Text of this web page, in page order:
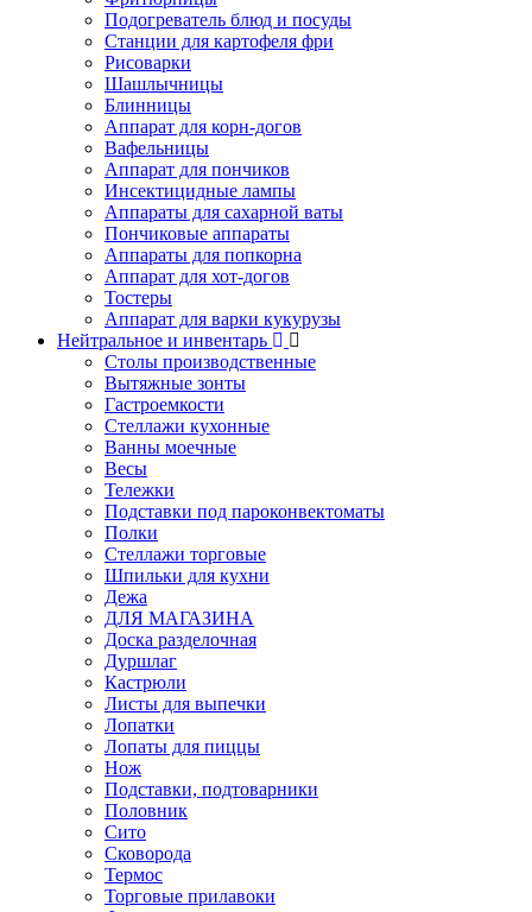
Подогреватель блюд и посуды
Станции для картофеля фри
Рисоварки
Шашлычницы
Блинницы
Аппарат для корн-догов
Вафельницы
Аппарат для пончиков
Инсектицидные лампы
Аппараты для сахарной ваты
Пончиковые аппараты
Аппараты для попкорна
Аппарат для хот-догов
Тостеры
Аппарат для варки кукурузы
Нейтральное и инвентарь
Столы производственные
Вытяжные зонты
Гастроемкости
Стеллажи кухонные
Ванны моечные
Весы
Тележки
Подставки под пароконвектоматы
Полки
Стеллажи торговые
Шпильки для кухни
Дежа
ДЛЯ МАГАЗИНА
Доска разделочная
Дуршлаг
Кастрюли
Листы для выпечки
Лопатки
Лопаты для пиццы
Нож
Подставки, подтоварники
Половник
Сито
Сковорода
Термос
Торговые прилавоки